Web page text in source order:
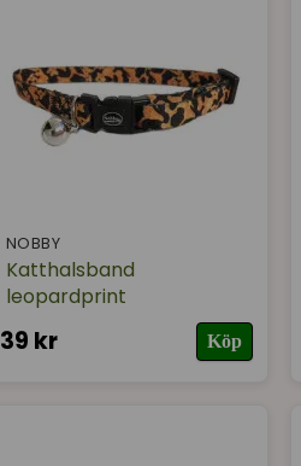
NOBBY
Katthalsband
leopardprint
39 kr Köp